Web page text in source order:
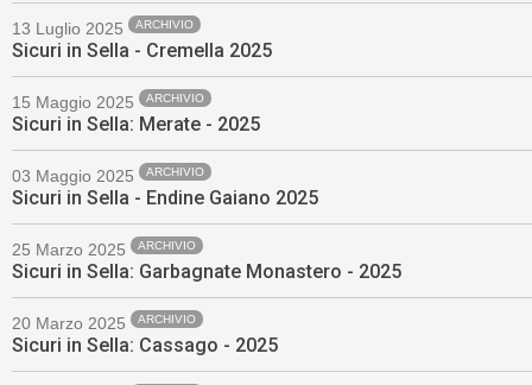
13 Luglio 2025 ARCHIVIO
Sicuri in Sella - Cremella 2025
15 Maggio 2025 ARCHIVIO
Sicuri in Sella: Merate - 2025
03 Maggio 2025 ARCHIVIO
Sicuri in Sella - Endine Gaiano 2025
25 Marzo 2025 ARCHIVIO
Sicuri in Sella: Garbagnate Monastero - 2025
20 Marzo 2025 ARCHIVIO
Sicuri in Sella: Cassago - 2025